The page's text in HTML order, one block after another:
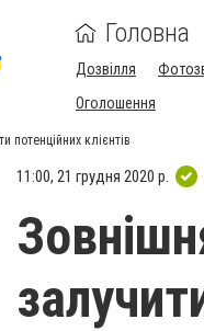
Головна
Дозвілля
Оголошення
клієнтів
11:00, 21 грудня 2020 р.